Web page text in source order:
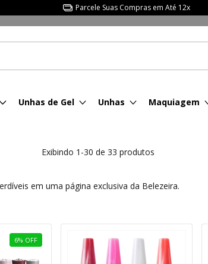
Parcele Suas Compras em Até 12x
Unhas de Gel Unhas Maquiagem
Exibindo 1-30 de 33 produtos
em uma página exclusiva da Belezeira.
6% OFF